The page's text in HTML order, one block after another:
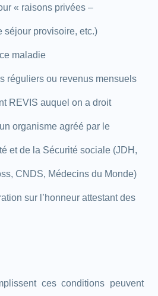
« raisons privées –
séjour provisoire, etc.)
maladie
réguliers ou revenus mensuels
REVIS auquel on a droit
organisme agréé par le
et de la Sécurité sociale (JDH,
CNDS, Médecins du Monde)
sur l’honneur attestant des
ces conditions peuvent